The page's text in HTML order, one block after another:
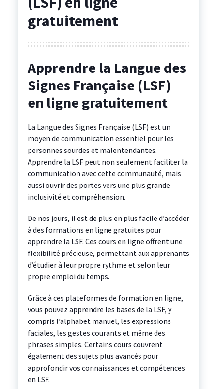
gratuitement
Apprendre la Langue des
Signes Française (LSF)
en ligne gratuitement
La Langue des Signes Française (LSF) est un
moyen de communication essentiel pour les
personnes sourdes et malentendantes.
Apprendre la LSF peut non seulement faciliter la
communication avec cette communauté, mais
aussi ouvrir des portes vers une plus grande
inclusivité et compréhension.
De nos jours, il est de plus en plus facile d’accéder
à des formations en ligne gratuites pour
apprendre la LSF. Ces cours en ligne offrent une
flexibilité précieuse, permettant aux apprenants
d’étudier à leur propre rythme et selon leur
propre emploi du temps.
Grâce à ces plateformes de formation en ligne,
vous pouvez apprendre les bases de la LSF, y
compris l’alphabet manuel, les expressions
faciales, les gestes courants et même des
phrases simples. Certains cours couvrent
également des sujets plus avancés pour
approfondir vos connaissances et compétences
en LSF.